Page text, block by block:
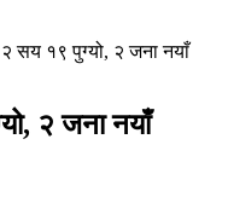
सय १९ पुग्यो, २ जना नयाँ
२ जना नयाँ